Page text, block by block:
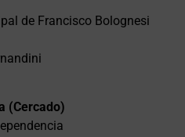
de Francisco Bolognesi
(Cercado)